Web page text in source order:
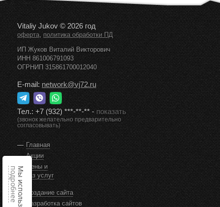
Vitaliy Jukov © 2026 год
оферта,политика обработки ПД
ИП Жуков Виталий Викторович
ИНН 861006791093
ОГРНИП 315861700012040
E-mail:network@vj72.ru
Тел.:+7 (932) ***-**-**-показать
(звонок желательно предварительно
согласовывать)
Главная
Акции
Цены и
заказ услуг
Создание сайта
Разработка сайтов
подробнее